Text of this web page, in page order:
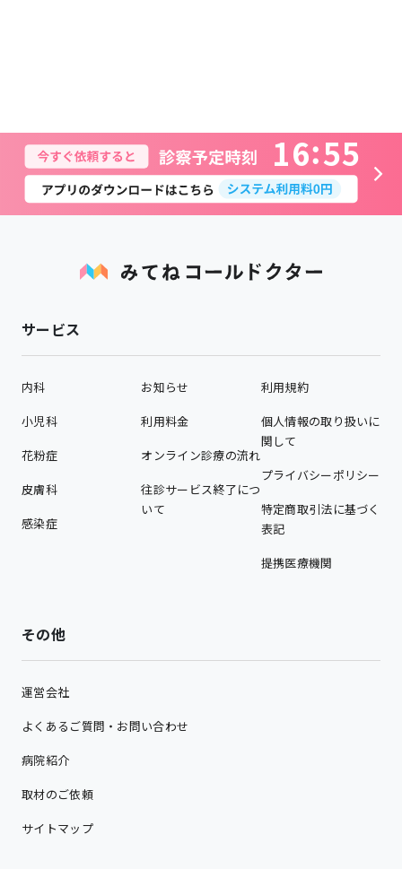
16 55
サービス
内科
小児科
花粉症
皮膚科
感染症
お知らせ
利用料金
オンライン診療の流れ
往診サービス終了につ
いて
利用規約
個人情報の取り扱いに
関して
プライバシーポリシー
特定商取引法に基づく
表記
提携医療機関
その他
運営会社
よくあるご質問・お問い合わせ
病院紹介
取材のご依頼
サイトマップ